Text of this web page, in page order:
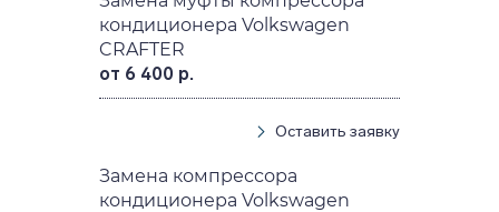
кондиционера Volkswagen
CRAFTER
от 6 400 р.
Оставить заявку
Замена компрессора
кондиционера Volkswagen